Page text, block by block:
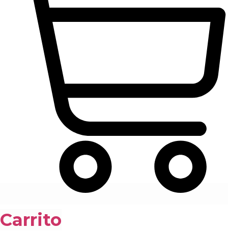
Carrito